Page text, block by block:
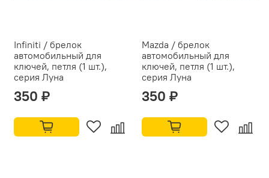
Infiniti / брелок
автомобильный для
ключей, петля (1 шт.),
серия Луна
350 ₽
Mazda / брелок
автомобильный для
ключей, петля (1 шт.),
серия Луна
350 ₽